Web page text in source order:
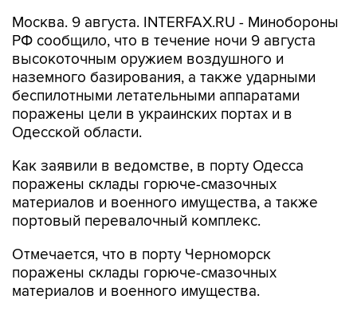
Москва. 9 августа. INTERFAX.RU - Минобороны
РФ сообщило, что в течение ночи 9 августа
высокоточным оружием воздушного и
наземного базирования, а также ударными
беспилотными летательными аппаратами
поражены цели в украинских портах и в
Одесской области.
Как заявили в ведомстве, в порту Одесса
поражены склады горюче-смазочных
материалов и военного имущества, а также
портовый перевалочный комплекс.
Отмечается, что в порту Черноморск
поражены склады горюче-смазочных
материалов и военного имущества.